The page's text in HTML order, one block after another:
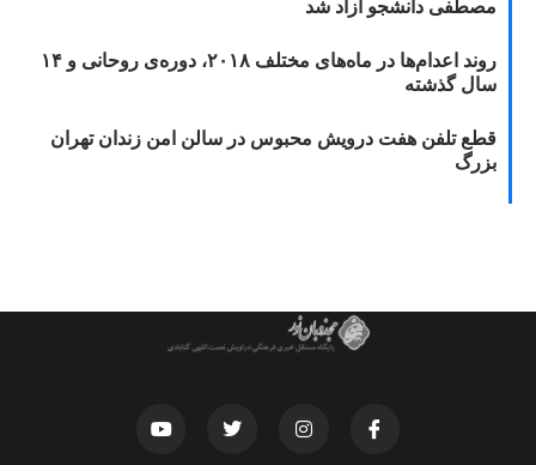
مصطفی دانشجو آزاد شد
روند اعدام‌ها در ماه‌های مختلف ۲۰۱۸، دوره‌ی روحانی و ۱۴
سال گذشته
قطع تلفن هفت درویش محبوس در سالن امن زندان تهران
بزرگ